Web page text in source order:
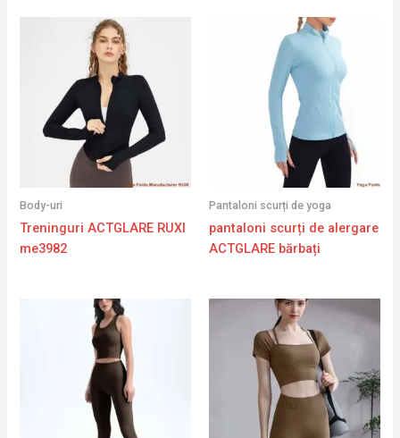
Body-uri
Treninguri ACTGLARE RUXI
me3982
Pantaloni scurți de yoga
pantaloni scurți de alergare
ACTGLARE bărbați